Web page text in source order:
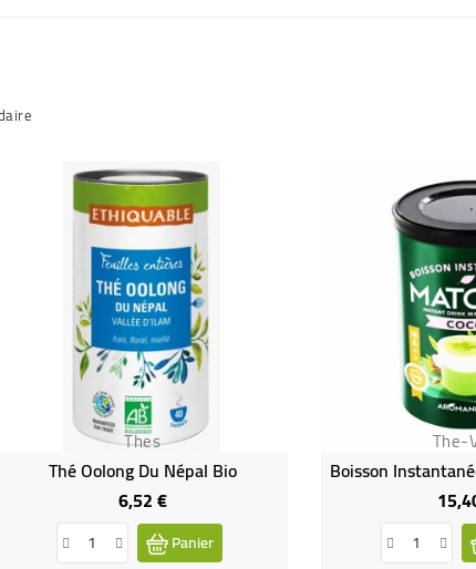
Thes
Thé Oolong Du Népal Bio
6,52 €Prix
Panier
The-